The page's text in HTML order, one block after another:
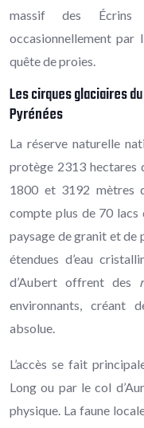
massif des
occasionnellement par
quête de proies.
Les cirques glaciaires
Pyrénées
La réserve naturelle
protège 2313 hectares
1800 et 3192 mètres
compte plus de 70 lacs
paysage de granit et de
étendues d’eau
d’Aubert offrent des
environnants, créant
absolue.
L’accès se fait
Long ou par le col
physique. La faune